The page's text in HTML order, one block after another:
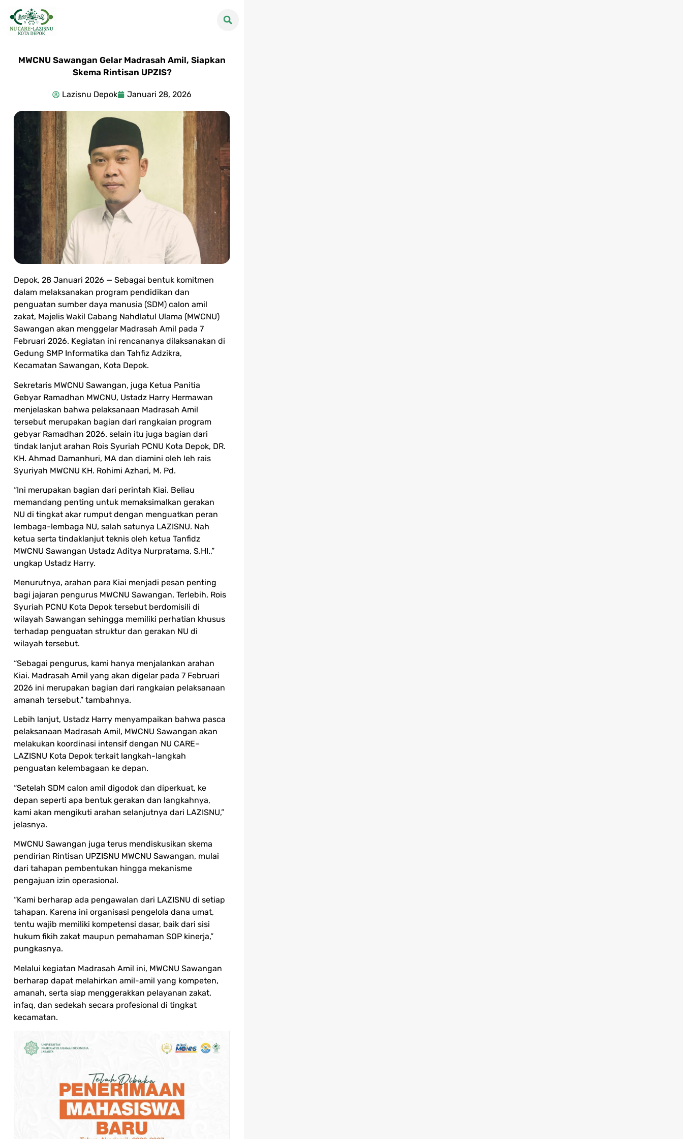
MWCNU Sawangan Gelar Madrasah Amil, Siapkan
Skema Rintisan UPZIS?
Lazisnu Depok Januari 28, 2026
Depok, 28 Januari 2026 — Sebagai bentuk komitmen
dalam melaksanakan program pendidikan dan
penguatan sumber daya manusia (SDM) calon amil
zakat, Majelis Wakil Cabang Nahdlatul Ulama (MWCNU)
Sawangan akan menggelar Madrasah Amil pada 7
Februari 2026. Kegiatan ini rencananya dilaksanakan di
Gedung SMP Informatika dan Tahfiz Adzikra,
Kecamatan Sawangan, Kota Depok.
Sekretaris MWCNU Sawangan, juga Ketua Panitia
Gebyar Ramadhan MWCNU, Ustadz Harry Hermawan
menjelaskan bahwa pelaksanaan Madrasah Amil
tersebut merupakan bagian dari rangkaian program
gebyar Ramadhan 2026. selain itu juga bagian dari
tindak lanjut arahan Rois Syuriah PCNU Kota Depok, DR.
KH. Ahmad Damanhuri, MA dan diamini oleh leh rais
Syuriyah MWCNU KH. Rohimi Azhari, M. Pd.
“Ini merupakan bagian dari perintah Kiai. Beliau
memandang penting untuk memaksimalkan gerakan
NU di tingkat akar rumput dengan menguatkan peran
lembaga-lembaga NU, salah satunya LAZISNU. Nah
ketua serta tindaklanjut teknis oleh ketua Tanfidz
MWCNU Sawangan Ustadz Aditya Nurpratama, S.HI.,”
ungkap Ustadz Harry.
Menurutnya, arahan para Kiai menjadi pesan penting
bagi jajaran pengurus MWCNU Sawangan. Terlebih, Rois
Syuriah PCNU Kota Depok tersebut berdomisili di
wilayah Sawangan sehingga memiliki perhatian khusus
terhadap penguatan struktur dan gerakan NU di
wilayah tersebut.
“Sebagai pengurus, kami hanya menjalankan arahan
Kiai. Madrasah Amil yang akan digelar pada 7 Februari
2026 ini merupakan bagian dari rangkaian pelaksanaan
amanah tersebut,” tambahnya.
Lebih lanjut, Ustadz Harry menyampaikan bahwa pasca
pelaksanaan Madrasah Amil, MWCNU Sawangan akan
melakukan koordinasi intensif dengan NU CARE–
LAZISNU Kota Depok terkait langkah-langkah
penguatan kelembagaan ke depan.
“Setelah SDM calon amil digodok dan diperkuat, ke
depan seperti apa bentuk gerakan dan langkahnya,
kami akan mengikuti arahan selanjutnya dari LAZISNU,”
jelasnya.
MWCNU Sawangan juga terus mendiskusikan skema
pendirian Rintisan UPZISNU MWCNU Sawangan, mulai
dari tahapan pembentukan hingga mekanisme
pengajuan izin operasional.
“Kami berharap ada pengawalan dari LAZISNU di setiap
tahapan. Karena ini organisasi pengelola dana umat,
tentu wajib memiliki kompetensi dasar, baik dari sisi
hukum fikih zakat maupun pemahaman SOP kinerja,”
pungkasnya.
Melalui kegiatan Madrasah Amil ini, MWCNU Sawangan
berharap dapat melahirkan amil-amil yang kompeten,
amanah, serta siap menggerakkan pelayanan zakat,
infaq, dan sedekah secara profesional di tingkat
kecamatan.